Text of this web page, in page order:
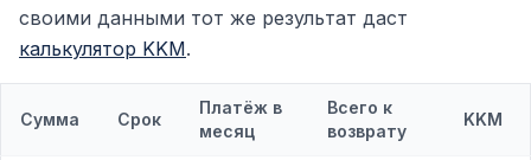
своими данными тот же результат даст
калькулятор KKM.
Сумма Срок
Платёж в
месяц
Всего к
возврату
KKM